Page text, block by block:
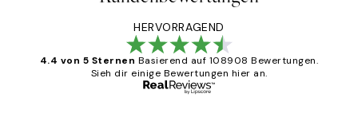
HERVORRAGEND
4.4 von 5 Sternen Basierend auf 108908 Bewertungen.
Sieh dir einige Bewertungen hier an.